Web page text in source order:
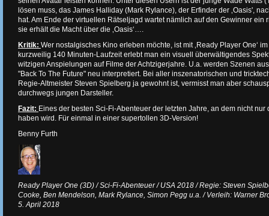
lösen muss, das James Halliday (Mark Rylance), der Erfinder der ‚Oasis',
hat. Am Ende der virtuellen Rätseljagd wartet nämlich auf den Gewinner ein
sie erhält die Macht über die ‚Oasis‘….
Kritik: Wer nostalgisches Kino erleben möchte, ist mit ‚Ready Player One‘
kurzweilig 140 Minuten-Laufzeit erlebt man ein visuell überwältigendes
witzigen Anspielungen auf Filme der Achtzigerjahre. U.a. werden Szenen
"Back To The Future" neu interpretiert. Bei aller inszenatorischen und
Regie-Altmeister Steven Spielberg ja gewohnt ist, vermisst man aber
durchwegs jungen Darsteller.
Fazit: Eines der besten Sci-Fi-Abenteuer der letzten Jahre, an dem nicht
haben wird. Für einmal in einer supertollen 3D-Version!
Benny Furth
Ready Player One (3D) / Sci-Fi-Abenteuer / USA 2018 / Regie: Steven
Cooke, Ben Mendelson, Mark Rylance, Simon Pegg u.a. / Verleih: Warner
5. April 2018